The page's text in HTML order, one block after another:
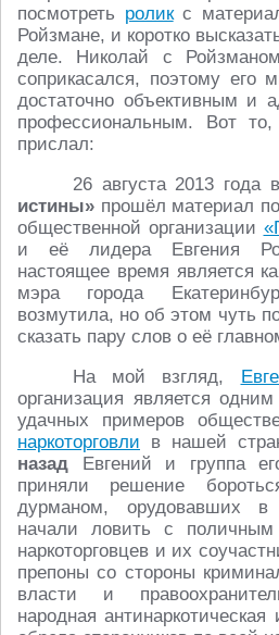
посмотреть роликс
Ройзмане, и коротко
деле. Николай с
соприкасался, поэтому его
достаточно объективным и
профессиональным. Вот
прислал:
26 августа 2013 года
истины» прошёл материал
общественной организации
и её лидера Евгения
настоящее время является
мэра города
возмутила, но об этом чуть
сказать пару слов о её
На мой взгляд,
организация является
удачных примеров
наркоторговли в нашей
назад Евгений и группа
приняли решение
дурманом, орудовавших в
начали ловить с
наркоторговцев и их
препоны со стороны
власти и
народная